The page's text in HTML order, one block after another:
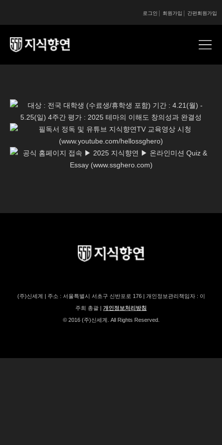
간편회원가입
회원가입
로그인
(주)신세계 | 주소 : 서울특별시 서초구 신반포로 176 | 개인정보관리책임자 : 이
주희 총괄 | 개인정보처리방침